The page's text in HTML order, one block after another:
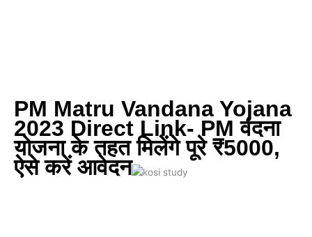
PM Matru Vandana Yojana
2023 Direct Link- PM वंदना
योजना के तहत मिलेंगे पूरे ₹5000,
ऐसे करें आवेदन